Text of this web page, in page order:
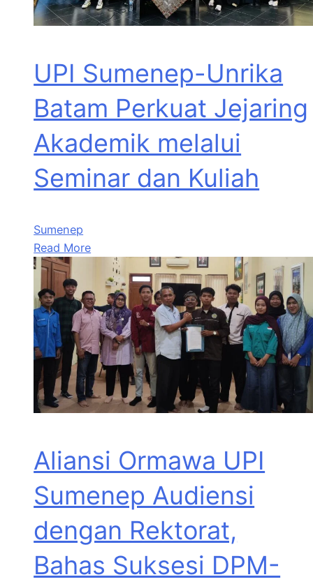
UPI Sumenep-Unrika
Batam Perkuat Jejaring
Akademik melalui
Seminar dan Kuliah
Sumenep
Read More
Aliansi Ormawa UPI
Sumenep Audiensi
dengan Rektorat,
Bahas Suksesi DPM-